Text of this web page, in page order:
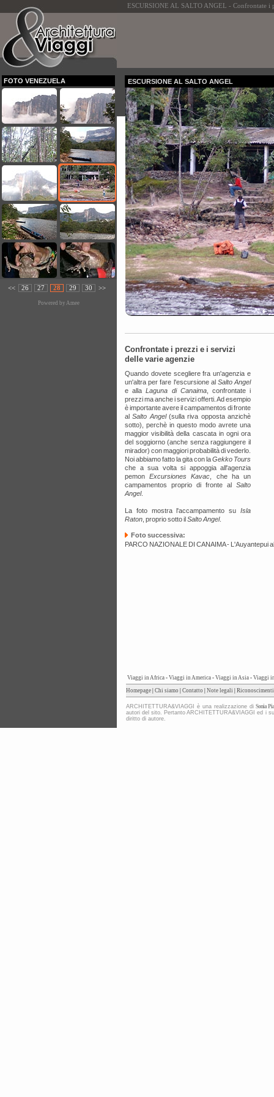
ESCURSIONE AL SALTO ANGEL - Confrontate i
FOTO VENEZUELA
<< 26 27 28 29 30 >>
Powered by Amee
ESCURSIONE AL SALTO ANGEL
Confrontate i prezzi e i servizi
delle varie agenzie
Quando dovete scegliere fra un'agenzia e
un'altra per fare l'escursione al Salto Angel
e allaLaguna di Canaima, confrontate i
prezzi ma anche i servizi offerti. Ad esempio
è importante avere il campamentos di fronte
alSalto Angel(sulla riva opposta anzichè
sotto), perchè in questo modo avrete una
maggior visibilità della cascata in ogni ora
del soggiorno (anche senza raggiungere il
mirador) con maggiori probabilità di vederlo.
Noi abbiamo fatto la gita con laGekko Tours
che a sua volta si appoggia all'agenzia
pemonExcursiones Kavac , che ha un
campamentos proprio di fronte al Salto
Angel.
La foto mostra l'accampamento su Isla
Raton , proprio sotto ilSalto Angel.
Foto successiva:
PARCO NAZIONALE DI CANAIMA - L'Auyantepui
Viaggi in Africa - Viaggi in America - Viaggi in Asia - Viaggi
Homepage Chi siamo Contatto Note legali Riconoscimenti
ARCHITETTURA&VIAGGI è una realizzazione diSonia
autori del sito. Pertanto ARCHITETTURA&VIAGGI ed i
diritto di autore.